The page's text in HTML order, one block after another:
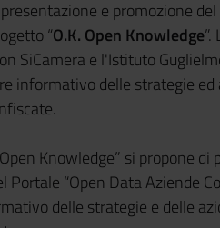
e promozione
“O.K. Open Knowledge
SiCamera e l'Istituto
informativo delle strategie
Knowledge” si propone
Portale “Open Data Aziende
delle strategie e delle